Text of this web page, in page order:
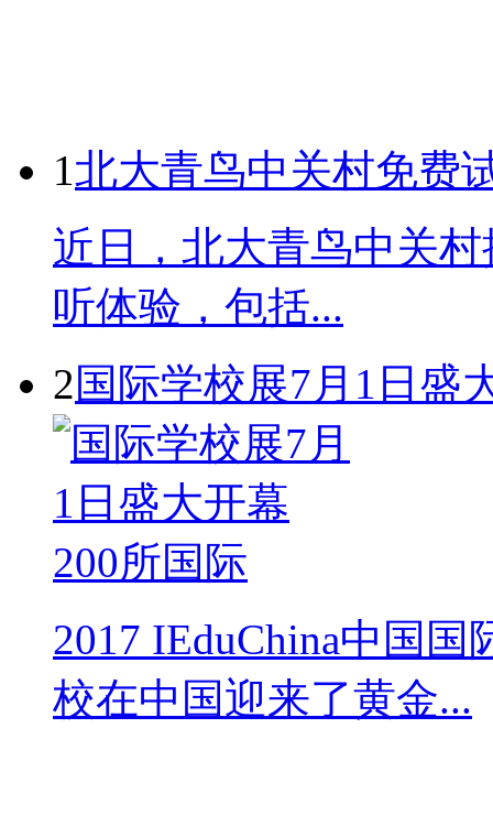
1北大青鸟中关村免费
近日，北大青鸟中关
听体验，包括...
2国际学校展7月1日盛
2017 IEduChina中国
校在中国迎来了黄金...